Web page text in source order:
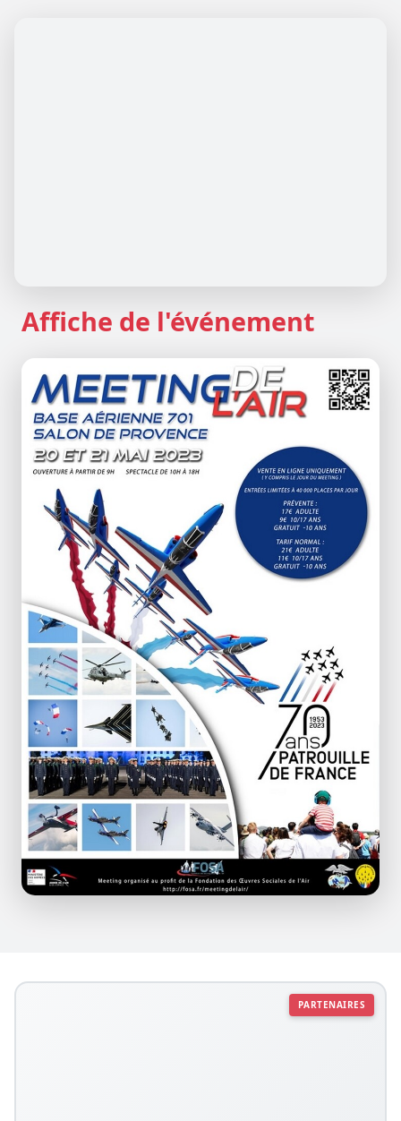
Affiche de l'événement
PARTENAIRES